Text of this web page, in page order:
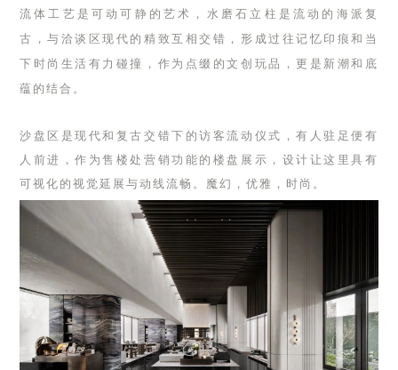
流体工艺是可动可静的艺术，水磨石立柱是流动的海派复
古，与洽谈区现代的精致互相交错，形成过往记忆印痕和当
下时尚生活有力碰撞，作为点缀的文创玩品，更是新潮和底
蕴的结合。
沙盘区是现代和复古交错下的访客流动仪式，有人驻足便有
人前进，作为售楼处营销功能的楼盘展示，设计让这里具有
可视化的视觉延展与动线流畅。魔幻，优雅，时尚。